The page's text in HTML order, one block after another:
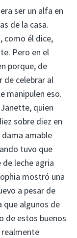
ser un alfa en
de la casa.
como él dice,
Pero en el
porque, de
de celebrar al
manipulen eso.
quien
sobre diez en
amable
tuvo que
leche agria
mostró una
a pesar de
que algunos de
de estos buenos
realmente